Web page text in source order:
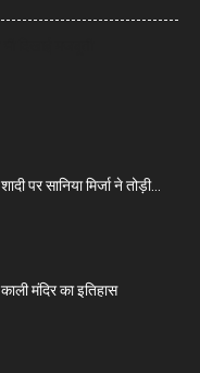
पर सानिया मिर्जा ने तोड़ी...
मंदिर का इतिहास